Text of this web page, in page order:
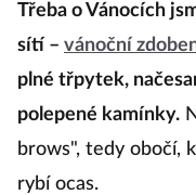
Třeba o Vánocích
sítí – vánoční
plné třpytek,
polepené kamínky.
brows", tedy obočí,
rybí ocas.